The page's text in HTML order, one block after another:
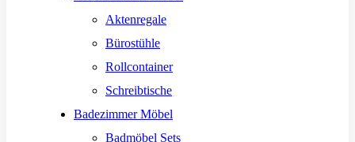
Aktenregale
Bürostühle
Rollcontainer
Schreibtische
Badezimmer Möbel
Badmöbel Sets